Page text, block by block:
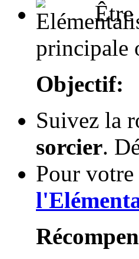
Être
principale
Objectif:
Suivez la
sorcier.
Pour